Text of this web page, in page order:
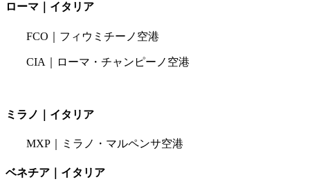
ローマ｜イタリア
FCO｜フィウミチーノ空港
CIA｜ローマ・チャンピーノ空港
ミラノ｜イタリア
MXP｜ミラノ・マルペンサ空港
ベネチア｜イタリア